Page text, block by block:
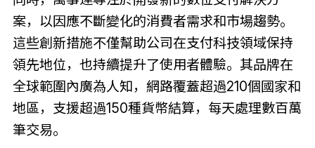
案，以因應不斷變化的消費者需求和市場趨勢。
這些創新措施不僅幫助公司在支付科技領域保持
領先地位，也持續提升了使用者體驗。其品牌在
全球範圍內廣為人知，網路覆蓋超過210個國家和
地區，支援超過150種貨幣結算，每天處理數百萬
筆交易。